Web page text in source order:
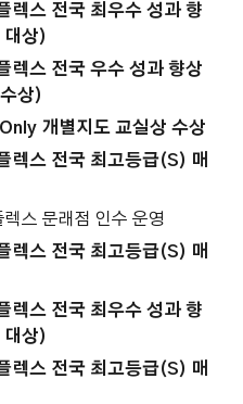
렉스 전국 최우수 성과 향
대상)
렉스 전국 우수 성과 향상
상)
개별지도 교실상 수상
렉스 전국 최고등급(S) 매
스 문래점 인수 운영
렉스 전국 최고등급(S) 매
렉스 전국 최우수 성과 향
대상)
렉스 전국 최고등급(S) 매